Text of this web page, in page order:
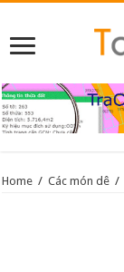
Home / Các món dê /